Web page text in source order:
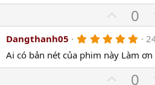
t
r
(
s
)
U
p
v
o
t
0
Dangthanh05 5
0
0
Ai có bản nét của phim này Làm
U0